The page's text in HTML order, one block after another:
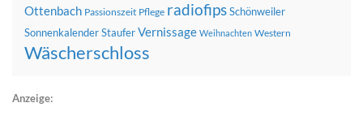
Ottenbach Passionszeit Pflege radiofipsSchönweiler
SonnenkalenderStauferVernissage Weihnachten Western
Wäscherschloss
Anzeige: